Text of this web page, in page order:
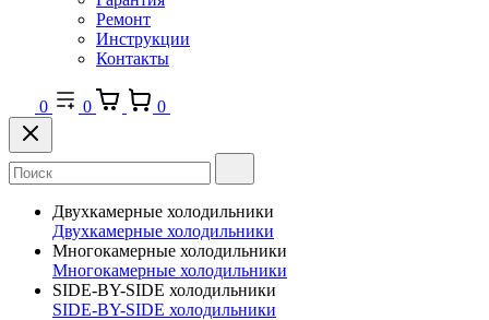
Ремонт
Инструкции
Контакты
0 0 0
Двухкамерные холодильники
Двухкамерные холодильники
Многокамерные холодильники
Многокамерные холодильники
SIDE-BY-SIDE холодильники
SIDE-BY-SIDE холодильники